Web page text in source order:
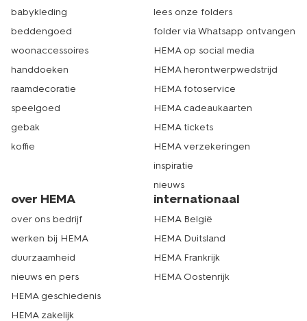
babykleding
beddengoed
woonaccessoires
handdoeken
raamdecoratie
speelgoed
gebak
koffie
lees onze folders
folder via Whatsapp ontvangen
HEMA op social media
HEMA herontwerpwedstrijd
HEMA fotoservice
HEMA cadeaukaarten
HEMA tickets
HEMA verzekeringen
inspiratie
nieuws
over HEMA
over ons bedrijf
werken bij HEMA
duurzaamheid
nieuws en pers
HEMA geschiedenis
HEMA zakelijk
internationaal
HEMA België
HEMA Duitsland
HEMA Frankrijk
HEMA Oostenrijk